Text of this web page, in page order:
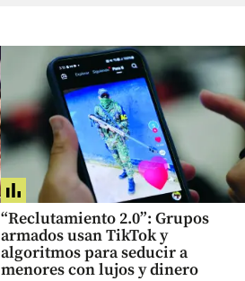
“Reclutamiento 2.0”: Grupos
armados usan TikTok y
algoritmos para seducir a
menores con lujos y dinero